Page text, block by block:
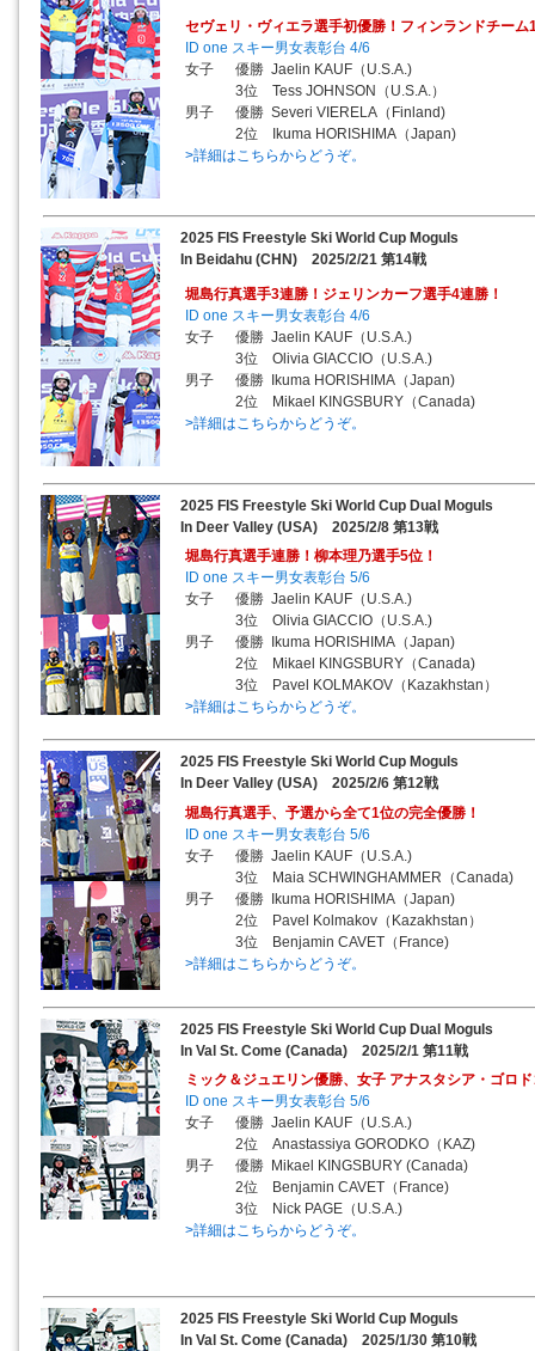
セヴェリ・ヴィエラ選手初優勝！フィンランドチー
ID one スキー男女表彰台 4/6
女子 優勝 Jaelin KAUF（U.S.A.)
3位 Tess JOHNSON（U.S.A.）
男子 優勝 Severi VIERELA（Finland)
2位 Ikuma HORISHIMA（Japan)
>詳細はこちらからどうぞ。
2025 FIS Freestyle Ski World Cup Moguls
In Beidahu (CHN) 2025/2/21 第14戦
堀島行真選手3連勝！ジェリンカーフ選手4連勝！
ID one スキー男女表彰台 4/6
女子 優勝 Jaelin KAUF（U.S.A.)
3位 Olivia GIACCIO（U.S.A.)
男子 優勝 Ikuma HORISHIMA（Japan)
2位 Mikael KINGSBURY（Canada)
>詳細はこちらからどうぞ。
2025 FIS Freestyle Ski World Cup Dual Moguls
In Deer Valley (USA) 2025/2/8 第13戦
堀島行真選手連勝！柳本理乃選手5位！
ID one スキー男女表彰台 5/6
女子 優勝 Jaelin KAUF（U.S.A.)
3位 Olivia GIACCIO（U.S.A.)
男子 優勝 Ikuma HORISHIMA（Japan)
2位 Mikael KINGSBURY（Canada)
3位 Pavel KOLMAKOV（Kazakhstan）
>詳細はこちらからどうぞ。
2025 FIS Freestyle Ski World Cup Moguls
In Deer Valley (USA) 2025/2/6 第12戦
堀島行真選手、予選から全て1位の完全優勝！
ID one スキー男女表彰台 5/6
女子 優勝 Jaelin KAUF（U.S.A.)
3位 Maia SCHWINGHAMMER（Canada)
男子 優勝 Ikuma HORISHIMA（Japan)
2位 Pavel Kolmakov（Kazakhstan）
3位 Benjamin CAVET（France)
>詳細はこちらからどうぞ。
2025 FIS Freestyle Ski World Cup Dual Moguls
In Val St. Come (Canada) 2025/2/1 第11戦
ミック＆ジュエリン優勝、女子 アナスタシア・ゴロ
ID one スキー男女表彰台 5/6
女子 優勝 Jaelin KAUF（U.S.A.)
2位 Anastassiya GORODKO（KAZ)
男子 優勝 Mikael KINGSBURY (Canada)
2位 Benjamin CAVET（France)
3位 Nick PAGE（U.S.A.)
>詳細はこちらからどうぞ。
2025 FIS Freestyle Ski World Cup Moguls
In Val St. Come (Canada) 2025/1/30 第10戦